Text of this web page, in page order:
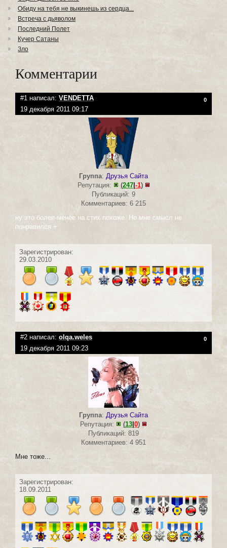
Обиду на тебя не выкинешь из сердца...
Встреча с дьяволом
Последний Полет
Кучер Сатаны
Зло
Комментарии
#1 написал: VENDETTA 0
19 декабря 2011 09:17
Группа: Друзья Сайта
Репутация:
(247| -1)
Публикаций: 9
Комментариев: 6 215
ну это более-менее на стих похоже. Но мне смысл не
понравился +
Зарегистрирован:
29.03.2010
#2 написал: olqa.weles 0
19 декабря 2011 09:23
Группа: Друзья Сайта
Репутация:
(13 0)
Публикаций: 819
Комментариев: 4 951
Мне тоже...
Зарегистрирован:
18.09.2011